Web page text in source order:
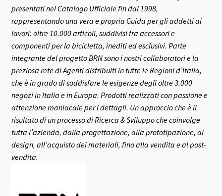
presentati nel Catalogo Ufficiale fin dal 1998,
rappresentando una vera e propria Guida per gli addetti ai
lavori: oltre 10.000 articoli, suddivisi fra accessori e
componenti per la bicicletta, inediti ed esclusivi. Parte
integrante del progetto BRN sono i nostri collaboratori e la
preziosa rete di Agenti distribuiti in tutte le Regioni d’Italia,
che è in grado di soddisfare le esigenze degli oltre 3.000
negozi in Italia e in Europa. Prodotti realizzati con passione e
attenzione maniacale per i dettagli. Un approccio che è il
risultato di un processo di Ricerca & Sviluppo che coinvolge
tutta l’azienda, dalla progettazione, alla prototipazione, al
design, all’acquisto dei materiali, fino alla vendita e al post-
vendita.